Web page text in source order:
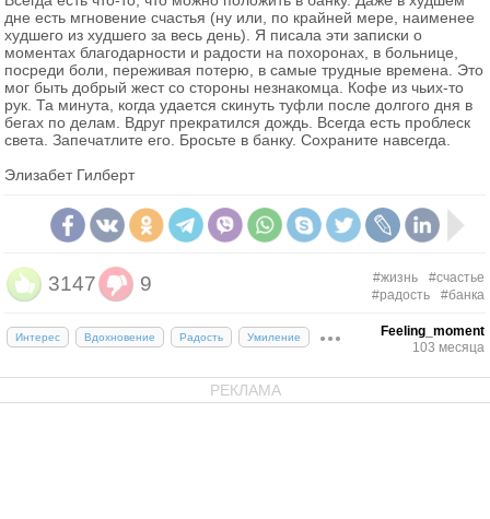
дне есть мгновение счастья (ну или, по крайней мере, наименее
худшего из худшего за весь день). Я писала эти записки о
моментах благодарности и радости на похоронах, в больнице,
посреди боли, переживая потерю, в самые трудные времена. Это
мог быть добрый жест со стороны незнакомца. Кофе из чьих-то
рук. Та минута, когда удается скинуть туфли после долгого дня в
бегах по делам. Вдруг прекратился дождь. Всегда есть проблеск
света. Запечатлите его. Бросьте в банку. Сохраните навсегда.
Элизабет Гилберт
3147 9 #жизнь
#счастье
#радость
#банка
Интерес Вдохновение Радость Умиление
Feeling_moment
103 месяца
РЕКЛАМА